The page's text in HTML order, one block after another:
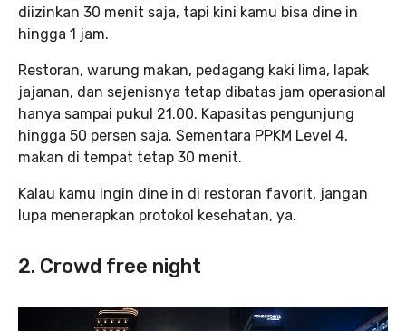
diizinkan 30 menit saja, tapi kini kamu bisa dine in
hingga 1 jam.
Restoran, warung makan, pedagang kaki lima, lapak
jajanan, dan sejenisnya tetap dibatas jam operasional
hanya sampai pukul 21.00. Kapasitas pengunjung
hingga 50 persen saja. Sementara PPKM Level 4,
makan di tempat tetap 30 menit.
Kalau kamu ingin dine in di restoran favorit, jangan
lupa menerapkan protokol kesehatan, ya.
2. Crowd free night